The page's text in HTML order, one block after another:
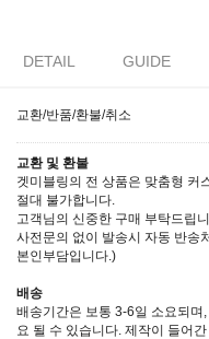
DETAIL GUIDE
교환/반품/환불/취소
교환 및 환불
겟미블링의 전 상품은 맞춤형 커
절대 불가합니다.
고객님의 신중한 구매 부탁드립
사전문의 없이 발송시 자동 반송
본인부담입니다.)
배송
배송기간은 보통 3-6일 소요되
요 될 수 있습니다. 제작이 들어